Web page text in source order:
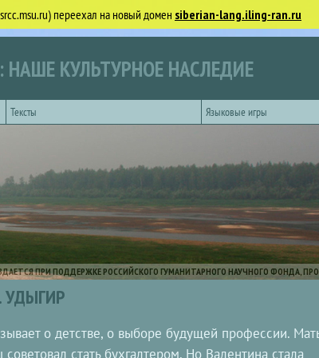
переехал на новый домен siberian-lang.iling-ran.ru
КУЛЬТУРНОЕ НАСЛЕДИЕ
Тексты Языковые игры
ПРИ ПОДДЕРЖКЕ РОССИЙСКОГО ГУМАНИТАРНОГО НАУЧНОГО ФОНДА,
УДЫГИР
о детстве, о выборе будущей профессии.
стать бухгалтером. Но Валентина стала